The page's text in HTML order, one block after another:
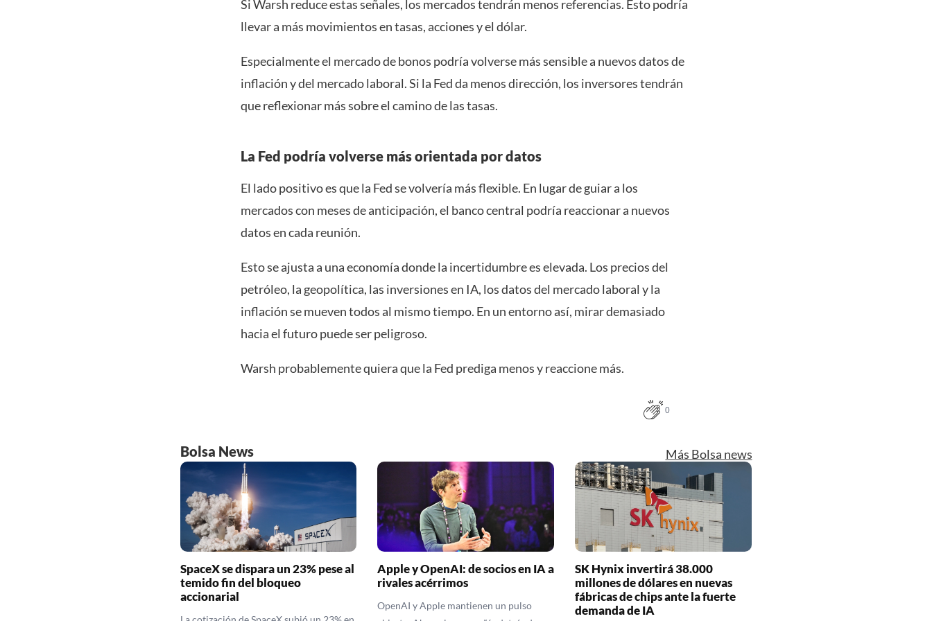
Si Warsh reduce estas señales, los mercados tendrán menos referencias. Esto podría
llevar a más movimientos en tasas, acciones y el dólar.
Especialmente el mercado de bonos podría volverse más sensible a nuevos datos de
inflación y del mercado laboral. Si la Fed da menos dirección, los inversores tendrán
que reflexionar más sobre el camino de las tasas.
La Fed podría volverse más orientada por datos
El lado positivo es que la Fed se volvería más flexible. En lugar de guiar a los
mercados con meses de anticipación, el banco central podría reaccionar a nuevos
datos en cada reunión.
Esto se ajusta a una economía donde la incertidumbre es elevada. Los precios del
petróleo, la geopolítica, las inversiones en IA, los datos del mercado laboral y la
inflación se mueven todos al mismo tiempo. En un entorno así, mirar demasiado
hacia el futuro puede ser peligroso.
Warsh probablemente quiera que la Fed prediga menos y reaccione más.
0
Bolsa News Más Bolsa news
SpaceX se dispara un 23% pese al
temido fin del bloqueo
accionarial
Apple y OpenAI: de socios en IA a
rivales acérrimos
OpenAI y Apple mantienen un pulso
SK Hynix invertirá 38.000
millones de dólares en nuevas
fábricas de chips ante la fuerte
demanda de IA